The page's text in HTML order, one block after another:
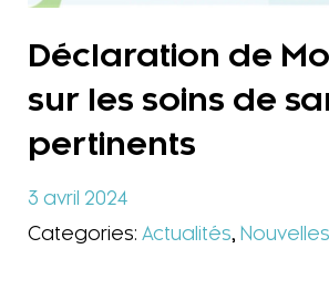
Déclaration de
sur les soins de
pertinents
3 avril 2024
Categories: Actualités, Nouvelles